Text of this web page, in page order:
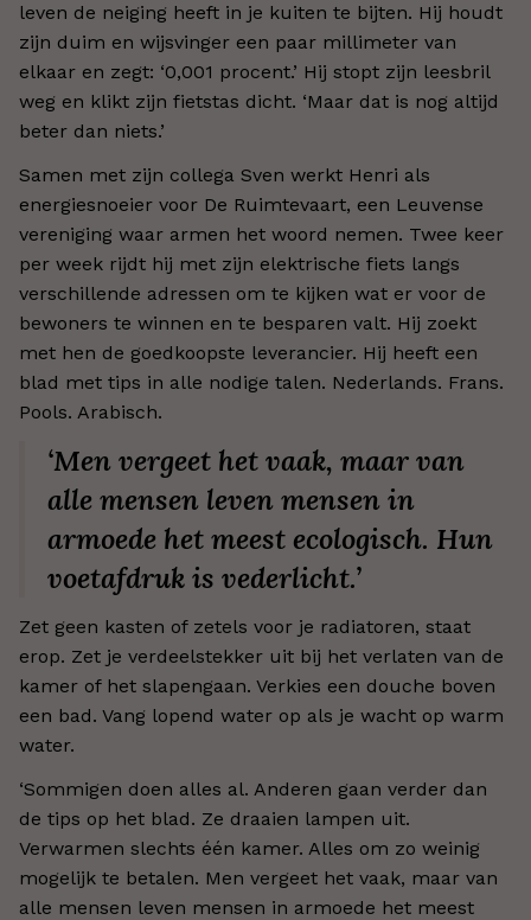
leven de neiging heeft in je kuiten te bijten. Hij houdt
zijn duim en wijsvinger een paar millimeter van
elkaar en zegt: ‘0,001 procent.’ Hij stopt zijn leesbril
weg en klikt zijn fietstas dicht. ‘Maar dat is nog altijd
beter dan niets.’
Samen met zijn collega Sven werkt Henri als
energiesnoeier voor De Ruimtevaart, een Leuvense
vereniging waar armen het woord nemen. Twee keer
per week rijdt hij met zijn elektrische fiets langs
verschillende adressen om te kijken wat er voor de
bewoners te winnen en te besparen valt. Hij zoekt
met hen de goedkoopste leverancier. Hij heeft een
blad met tips in alle nodige talen. Nederlands. Frans.
Pools. Arabisch.
‘Men vergeet het vaak, maar van
alle mensen leven mensen in
armoede het meest ecologisch. Hun
voetafdruk is vederlicht.’
Zet geen kasten of zetels voor je radiatoren, staat
erop. Zet je verdeelstekker uit bij het verlaten van de
kamer of het slapengaan. Verkies een douche boven
een bad. Vang lopend water op als je wacht op warm
water.
‘Sommigen doen alles al. Anderen gaan verder dan
de tips op het blad. Ze draaien lampen uit.
Verwarmen slechts één kamer. Alles om zo weinig
mogelijk te betalen. Men vergeet het vaak, maar van
alle mensen leven mensen in armoede het meest